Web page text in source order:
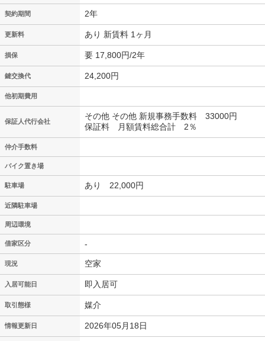
契約期間 2年
更新料 あり 新賃料 1ヶ月
損保 要 17,800円/2年
鍵交換代 24,200円
他初期費用
保証人代行会社
その他 その他 新規事務手数料 33000円
保証料 月額賃料総合計 2％
仲介手数料
バイク置き場
駐車場 あり 22,000円
近隣駐車場
周辺環境
借家区分 -
現況 空家
入居可能日 即入居可
取引態様 媒介
情報更新日 2026年05月18日